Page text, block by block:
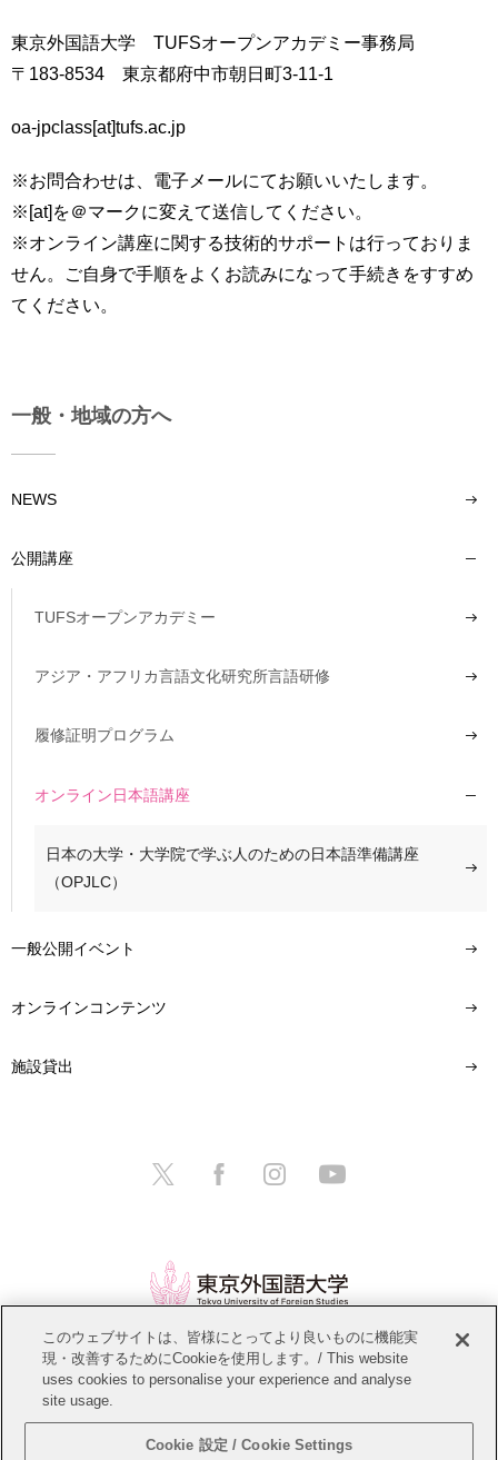
東京外国語大学 TUFSオープンアカデミー事務局
〒183-8534 東京都府中市朝日町3-11-1
oa-jpclass[at]tufs.ac.jp
※お問合わせは、電子メールにてお願いいたします。
※[at]を＠マークに変えて送信してください。
※オンライン講座に関する技術的サポートは行っておりま
せん。ご自身で手順をよくお読みになって手続きをすすめ
てください。
一般・地域の方へ
NEWS
公開講座
TUFSオープンアカデミー
アジア・アフリカ言語文化研究所言語研修
履修証明プログラム
オンライン日本語講座
日本の大学・大学院で学ぶ人のための日本語準備講座
（OPJLC）
一般公開イベント
オンラインコンテンツ
施設貸出
情報公開 教職員募集 このサイトについて
このウェブサイトは、皆様にとってより良いものに機能実
現・改善するためにCookieを使用します。/ This website
uses cookies to personalise your experience and analyse
site usage.
Cookie 設定 / Cookie Settings